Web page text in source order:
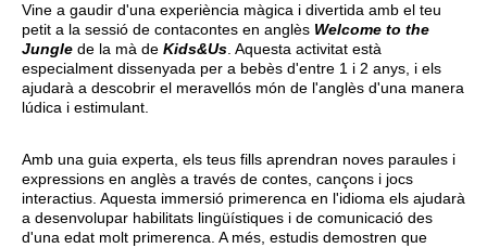
Vine a gaudir d'una experiència màgica i divertida amb el teu
petit a la sessió de contacontes en anglès Welcome to the
Jungle de la mà de Kids&Us. Aquesta activitat està
especialment dissenyada per a bebès d'entre 1 i 2 anys, i els
ajudarà a descobrir el meravellós món de l'anglès d'una manera
lúdica i estimulant.
Amb una guia experta, els teus fills aprendran noves paraules i
expressions en anglès a través de contes, cançons i jocs
interactius. Aquesta immersió primerenca en l'idioma els ajudarà
a desenvolupar habilitats lingüístiques i de comunicació des
d'una edat molt primerenca. A més, estudis demostren que